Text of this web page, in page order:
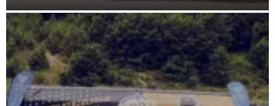
Pobierz załącznik
Otwórz załącznik Rozwój przez doświadczenie-